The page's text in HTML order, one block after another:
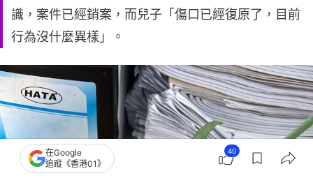
識，案件已經銷案，而兒子「傷口已經復原了，目前
行為沒什麼異樣」。
在Google
追蹤《香港01》
40